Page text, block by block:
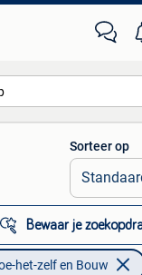
Alle afstanden…
Sorteer op
Bewaar je
het-zelf en Bouw